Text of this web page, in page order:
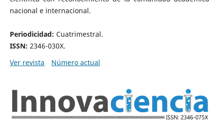
nacional e internacional.
Periodicidad: Cuatrimestral.
ISSN: 2346-030X.
Ver revista
Número actual